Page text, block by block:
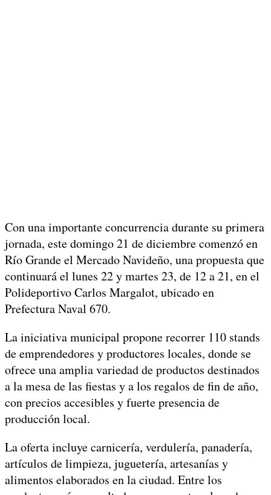
Con una importante concurrencia durante su primera
jornada, este domingo 21 de diciembre comenzó en
Río Grande el Mercado Navideño, una propuesta que
continuará el lunes 22 y martes 23, de 12 a 21, en el
Polideportivo Carlos Margalot, ubicado en
Prefectura Naval 670.
La iniciativa municipal propone recorrer 110 stands
de emprendedores y productores locales, donde se
ofrece una amplia variedad de productos destinados
a la mesa de las fiestas y a los regalos de fin de año,
con precios accesibles y fuerte presencia de
producción local.
La oferta incluye carnicería, verdulería, panadería,
artículos de limpieza, juguetería, artesanías y
alimentos elaborados en la ciudad. Entre los